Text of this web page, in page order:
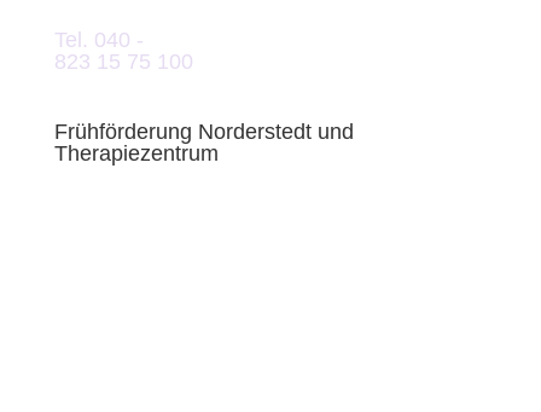
Tel. 040 -
823 15 75 100
Frühförderung Norderstedt und
Therapiezentrum